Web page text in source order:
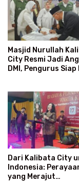
Masjid Nurullah
City Resmi Jadi
DMI, Pengurus
Dari Kalibata City
Indonesia:
yang Merajut